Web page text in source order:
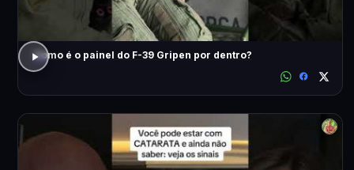
Como é o painel do F-39 Gripen por dentro?